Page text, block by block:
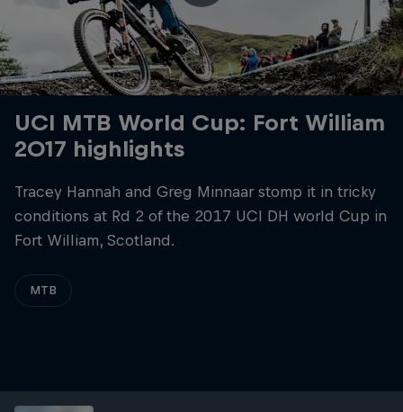
UCI MTB World Cup: Fort William
2017 highlights
Tracey Hannah and Greg Minnaar stomp it in tricky
conditions at Rd 2 of the 2017 UCI DH world Cup in
Fort William, Scotland.
MTB